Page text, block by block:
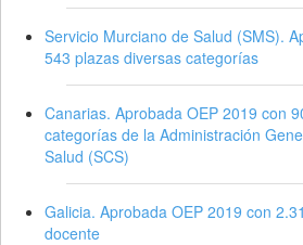
Servicio Murciano de Salud (SMS).
543 plazas diversas categorías
Canarias. Aprobada OEP 2019 con
categorías de la Administración
Salud (SCS)
Galicia. Aprobada OEP 2019 con
docente